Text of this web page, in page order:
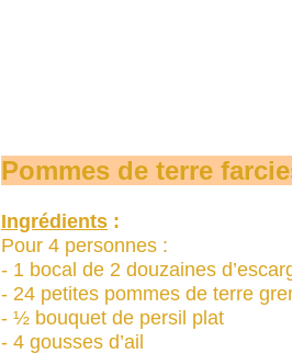
Pommes de terre
Ingrédients :
Pour 4 personnes :
- 1 bocal de 2 douzaines
- 24 petites pommes de terre
- ½ bouquet de persil plat
- 4 gousses d’ail